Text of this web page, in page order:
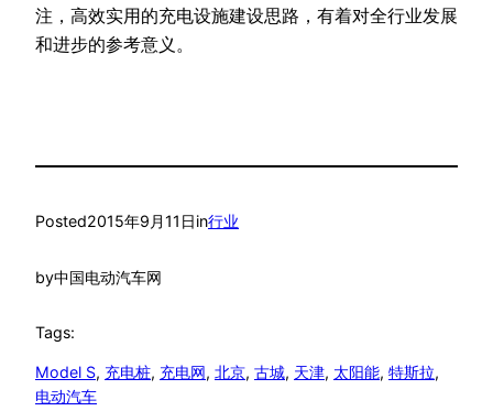
注，高效实用的充电设施建设思路，有着对全行业发展
和进步的参考意义。
Posted2015年9月11日in行业
by中国电动汽车网
Tags:
Model S, 充电桩, 充电网, 北京, 古城, 天津, 太阳能, 特斯拉
电动汽车